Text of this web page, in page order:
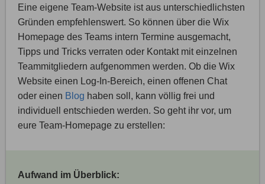
Eine eigene Team-Website ist aus unterschiedlichsten
Gründen empfehlenswert. So können über die Wix
Homepage des Teams intern Termine ausgemacht,
Tipps und Tricks verraten oder Kontakt mit einzelnen
Teammitgliedern aufgenommen werden. Ob die Wix
Website einen Log-In-Bereich, einen offenen Chat
oder einen Blog haben soll, kann völlig frei und
individuell entschieden werden. So geht ihr vor, um
eure Team-Homepage zu erstellen:
Aufwand im Überblick: